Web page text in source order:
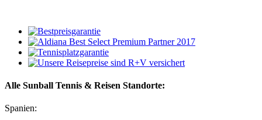
Alle Sunball Tennis & Reisen Standorte:
Spanien: